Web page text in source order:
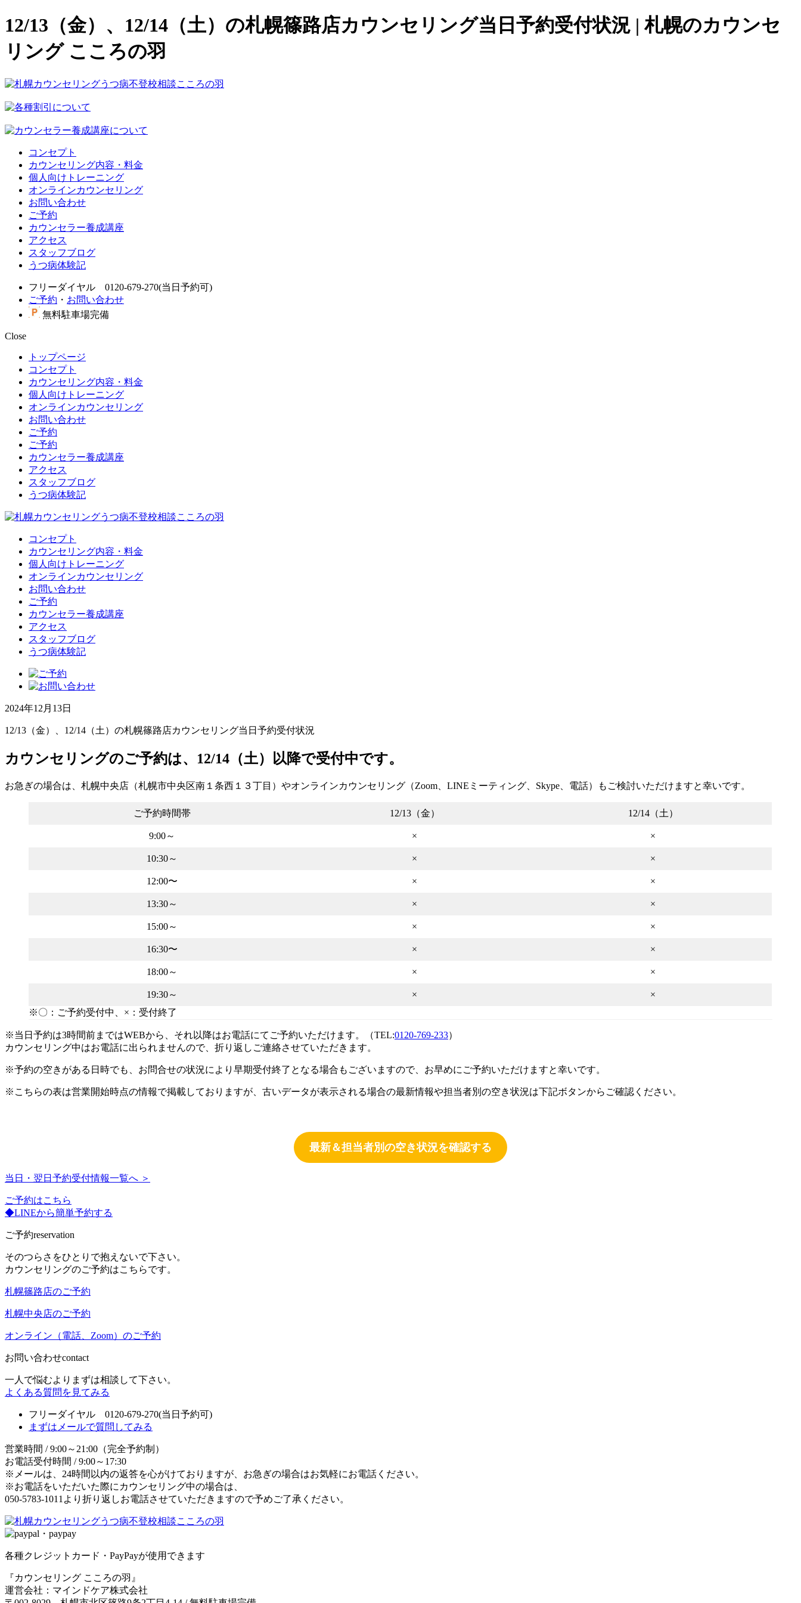
12/13（金）、12/14（土）の札幌篠路店カウンセリング当日予約受付状況 | 札幌のカウンセ
リング こころの羽
コンセプト
カウンセリング内容・料金
個人向けトレーニング
オンラインカウンセリング
お問い合わせ
ご予約
カウンセラー養成講座
アクセス
スタッフブログ
うつ病体験記
フリーダイヤル 0120-679-270(当日予約可)
ご予約 ・ お問い合わせ
無料駐車場完備
Close
トップページ
コンセプト
カウンセリング内容・料金
個人向けトレーニング
オンラインカウンセリング
お問い合わせ
ご予約
ご予約
カウンセラー養成講座
アクセス
スタッフブログ
うつ病体験記
コンセプト
カウンセリング内容・料金
個人向けトレーニング
オンラインカウンセリング
お問い合わせ
ご予約
カウンセラー養成講座
アクセス
スタッフブログ
うつ病体験記
2024年12月13日
12/13（金）、12/14（土）の札幌篠路店カウンセリング当日予約受付状況
カウンセリングのご予約は、12/14（土）以降で受付中です。
お急ぎの場合は、札幌中央店（札幌市中央区南１条西１３丁目）やオンラインカウンセリング（Zoom、LINEミーティング、Skype、電話）もご検討いただけますと幸いです。
ご予約時間帯 12/13（金） 12/14（土）
9:00～ × ×
10:30～ × ×
12:00〜 × ×
13:30～ × ×
15:00～ × ×
16:30〜 × ×
18:00～ × ×
19:30～ ×
×
※〇：ご予約受付中、×：受付終了
※当日予約は3時間前まではWEBから、それ以降はお電話にてご予約いただけます。（TEL:0120-769-233）
カウンセリング中はお電話に出られませんので、折り返しご連絡させていただきます。
※予約の空きがある日時でも、お問合せの状況により早期受付終了となる場合もございますので、お早めにご予約いただけますと幸いです。
※こちらの表は営業開始時点の情報で掲載しておりますが、古いデータが表示される場合の最新情報や担当者別の空き状況は下記ボタンからご確認ください。
最新＆担当者別の空き状況を確認する
当日・翌日予約受付情報一覧へ ＞
ご予約はこちら
◆LINEから簡単予約する
ご予約reservation
そのつらさをひとりで抱えないで下さい。
カウンセリングのご予約はこちらです。
札幌篠路店のご予約
札幌中央店のご予約
オンライン（電話、Zoom）のご予約
お問い合わせcontact
一人で悩むよりまずは相談して下さい。
よくある質問を見てみる
フリーダイヤル 0120-679-270(当日予約可)
まずはメールで質問してみる
営業時間 / 9:00～21:00（完全予約制）
お電話受付時間 / 9:00～17:30
※メールは、24時間以内の返答を心がけておりますが、お急ぎの場合はお気軽にお電話ください。
※お電話をいただいた際にカウンセリング中の場合は、
050-5783-1011より折り返しお電話させていただきますので予めご了承ください。
各種クレジットカード・PayPayが使用できます
『カウンセリング こころの羽』
運営会社：マインドケア株式会社